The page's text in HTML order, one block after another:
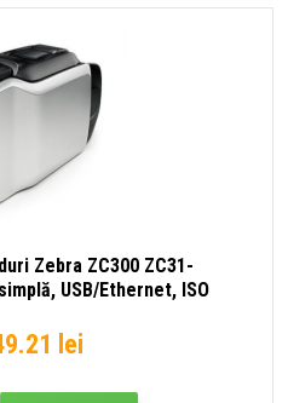
Zebra ZC300 ZC31-
USB/Ethernet, ISO
lei